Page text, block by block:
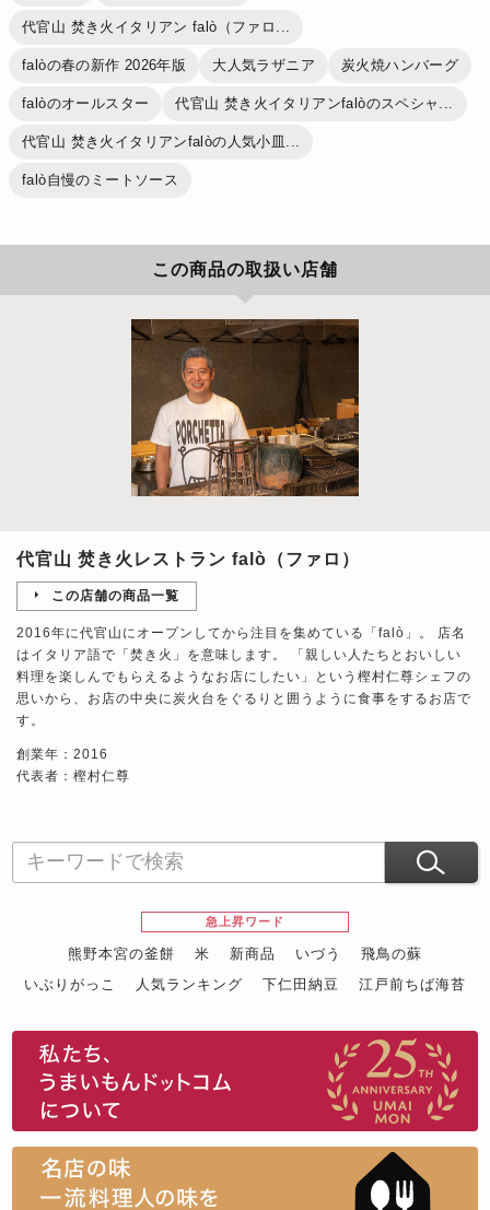
代官山 焚き火イタリアン falò（ファロ...
falòの春の新作 2026年版 大人気ラザニア 炭火焼ハンバーグ
falòのオールスター 代官山 焚き火イタリアンfalòのスペシャ...
代官山 焚き火イタリアンfalòの人気小皿...
falò自慢のミートソース
この商品の取扱い店舗
代官山 焚き火レストラン falò（ファロ）
この店舗の商品一覧
2016年に代官山にオープンしてから注目を集めている「falò」。 店名
はイタリア語で「焚き火」を意味します。 「親しい人たちとおいしい
料理を楽しんでもらえるようなお店にしたい」という樫村仁尊シェフの
思いから、お店の中央に炭火台をぐるりと囲うように食事をするお店で
す。
創業年：2016
代表者：樫村仁尊
急上昇ワード
熊野本宮の釜餅 米 新商品 いづう
飛鳥の蘇
いぶりがっこ
人気ランキング 下仁田納豆
江戸前ちば海苔